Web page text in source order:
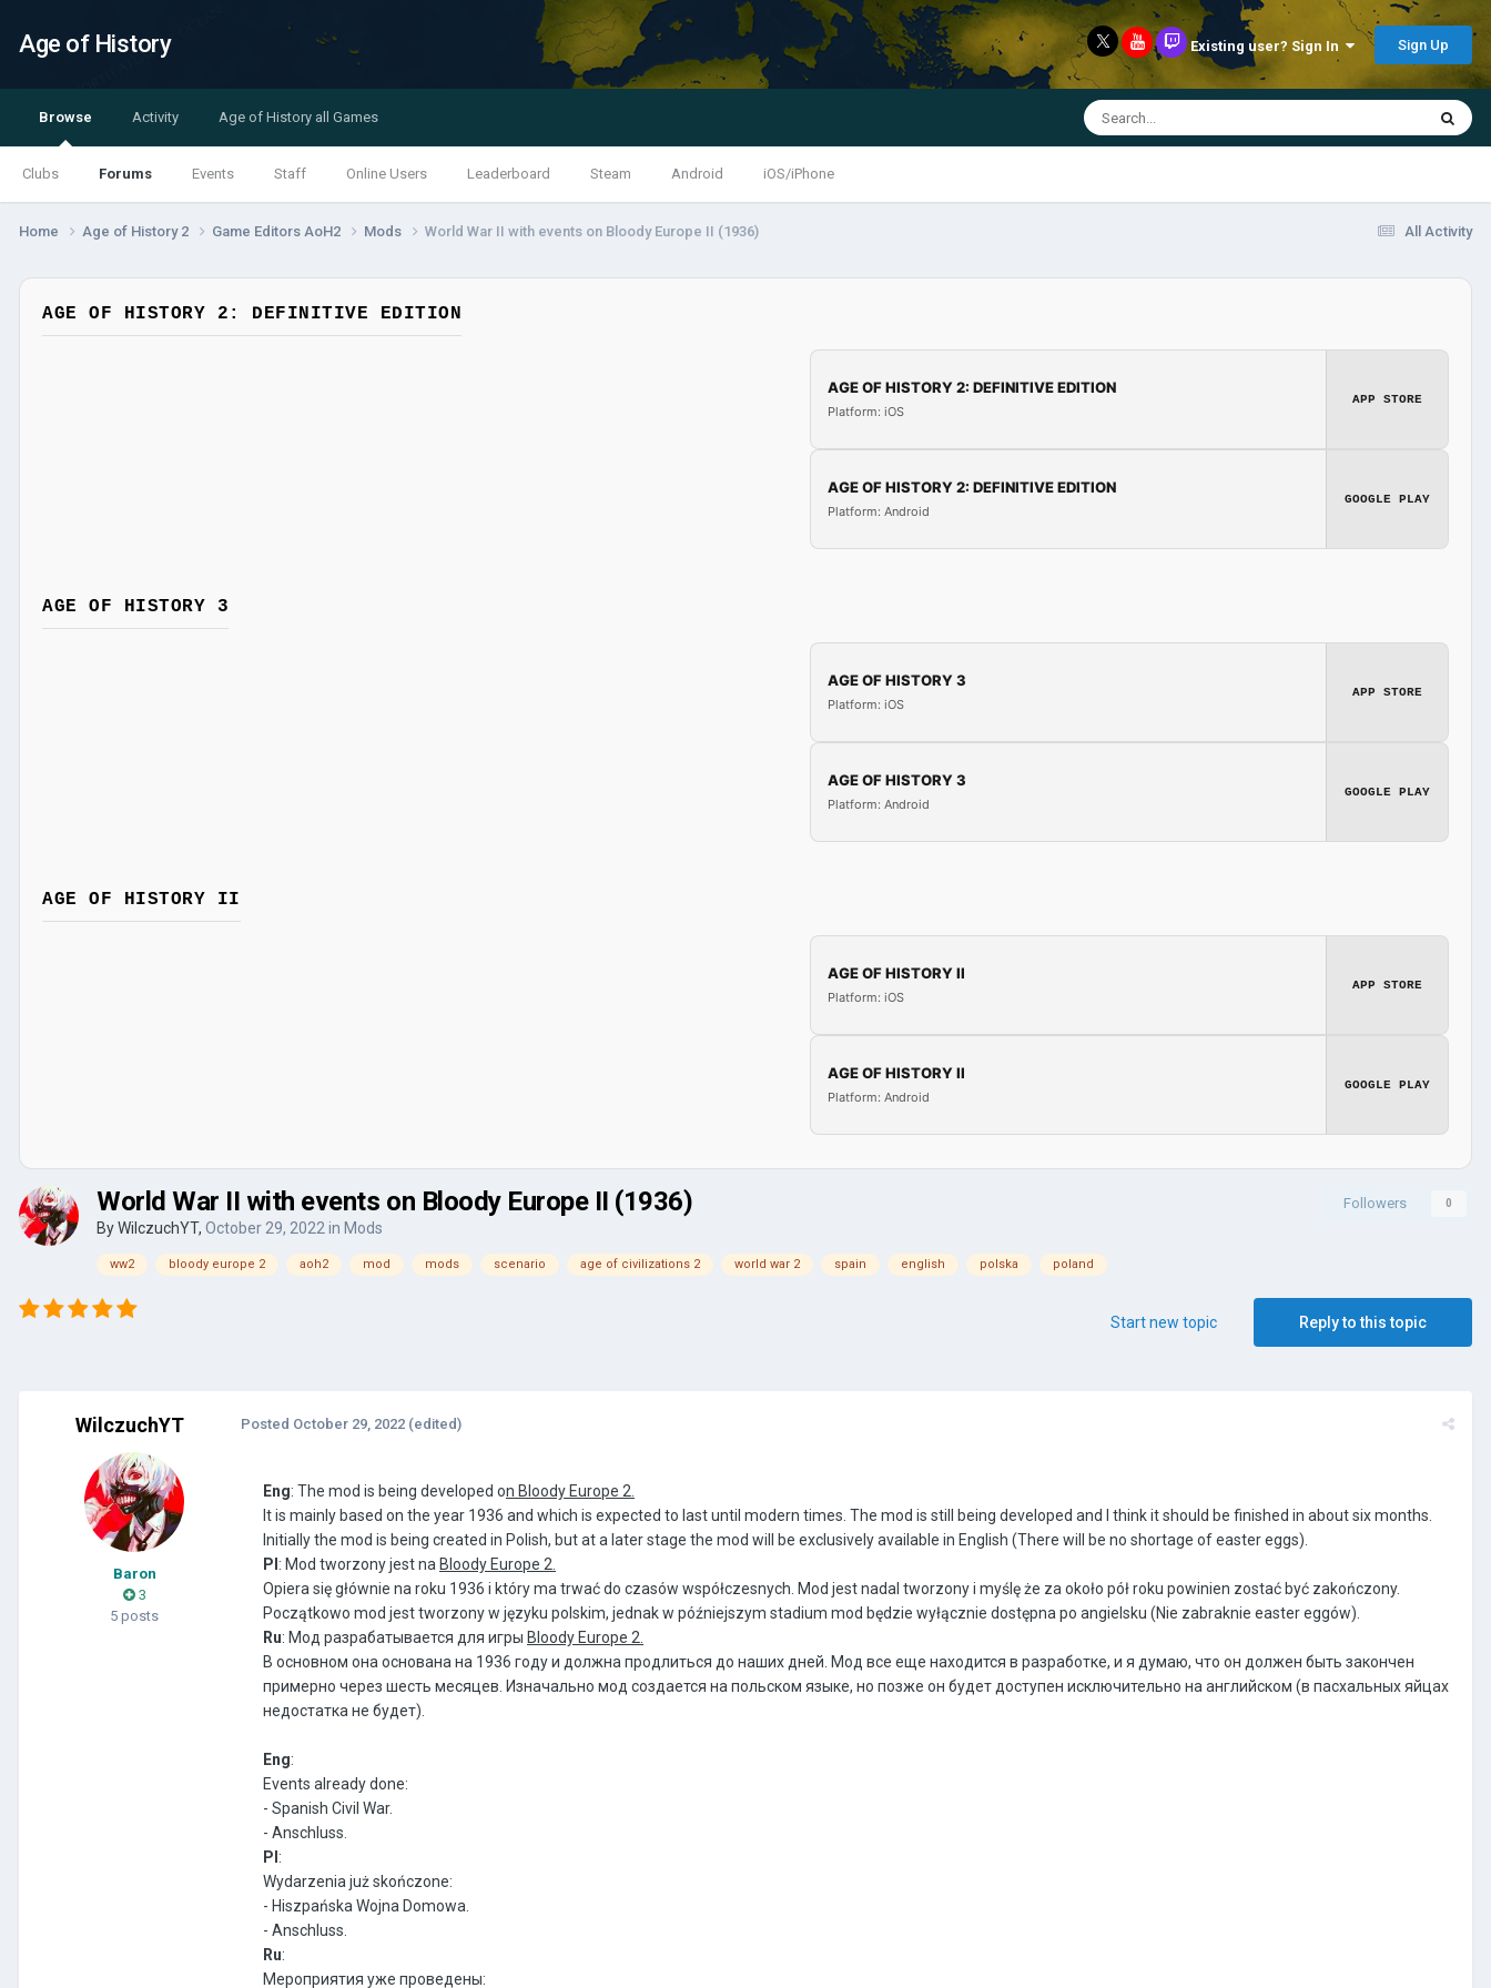
Age of History Existing user? Sign In Sign Up
Browse
Clubs Forums Events Staff Online Users Leaderboard Steam Android iOS/iPhone
Activity Age of History all Games
All Activity
Home Age of History 2 Game Editors AoH2 Mods World War II with events on Bloody Europe II (1936)
AGE OF HISTORY 2: DEFINITIVE EDITION
AGE OF HISTORY 2: DEFINITIVE EDITION
Platform: iOS
APP STORE
AGE OF HISTORY 2: DEFINITIVE EDITION
Platform: Android
GOOGLE PLAY
AGE OF HISTORY 3
AGE OF HISTORY 3
Platform: iOS
APP STORE
AGE OF HISTORY 3
Platform: Android
GOOGLE PLAY
AGE OF HISTORY II
AGE OF HISTORY II
Platform: iOS
APP STORE
AGE OF HISTORY II
Platform: Android
GOOGLE PLAY
Followers 0
World War II with events on Bloody Europe II (1936)
ByWilczuchYT, October 29, 2022 in Mods
ww2 bloody europe 2 aoh2 mod mods scenario age of civilizations 2 world war 2 spain english polska poland
Reply to this topic
Start new topic
WilczuchYT
Baron
3
5 posts
Posted October 29, 2022 (edited)
Eng: The mod is being developed on Bloody Europe 2.
It is mainly based on the year 1936 and which is expected to last until modern times. The mod is still being developed and I think it should be finished in about six months.
Initially the mod is being created in Polish, but at a later stage the mod will be exclusively available in English (There will be no shortage of easter eggs).
Pl : Mod tworzony jest na Bloody Europe 2.
Opiera się głównie na roku 1936 i który ma trwać do czasów współczesnych. Mod jest nadal tworzony i myślę że za około pół roku powinien zostać być zakończony.
Początkowo mod jest tworzony w języku polskim, jednak w późniejszym stadium mod będzie wyłącznie dostępna po angielsku (Nie zabraknie easter eggów).
Ru: Мод разрабатывается для игры Bloody Europe 2.
В основном она основана на 1936 году и должна продлиться до наших дней. Мод все еще находится в разработке, и я думаю, что он должен быть закончен
примерно через шесть месяцев. Изначально мод создается на польском языке, но позже он будет доступен исключительно на английском (в пасхальных яйцах
недостатка не будет).
Eng:
Events already done:
- Spanish Civil War.
- Anschluss.
Pl :
Wydarzenia już skończone:
- Hiszpańska Wojna Domowa.
- Anschluss.
Ru:
Мероприятия уже проведены: